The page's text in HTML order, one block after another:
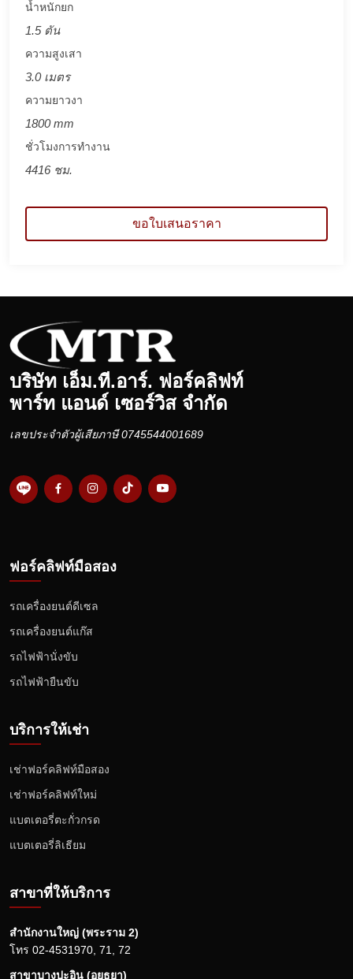
น้ำหนักยก
1.5 ตัน
ความสูงเสา
3.0 เมตร
ความยาวงา
1800 mm
ชั่วโมงการทำงาน
4416 ชม.
ขอใบเสนอราคา
บริษัท เอ็ม.ที.อาร์. ฟอร์คลิฟท์
พาร์ท แอนด์ เซอร์วิส จำกัด
เลขประจำตัวผู้เสียภาษี 0745544001689
ฟอร์คลิฟท์มือสอง
รถเครื่องยนต์ดีเซล
รถเครื่องยนต์แก๊ส
รถไฟฟ้านั่งขับ
รถไฟฟ้ายืนขับ
บริการให้เช่า
เช่าฟอร์คลิฟท์มือสอง
เช่าฟอร์คลิฟท์ใหม่
แบตเตอรี่ตะกั่วกรด
แบตเตอรี่ลิเธียม
สาขาที่ให้บริการ
สำนักงานใหญ่ (พระราม 2)
โทร 02-4531970 71
72
สาขาบางปะอิน (อยุธยา)